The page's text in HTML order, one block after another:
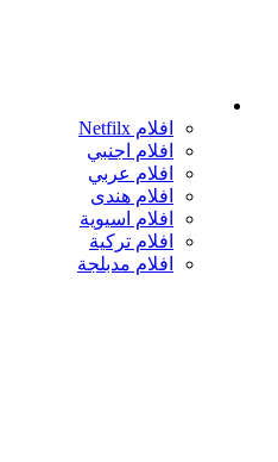
افلام Netfilx
افلام اجنبي
افلام عربي
افلام هندى
افلام اسيوية
افلام تركية
افلام مدبلجة